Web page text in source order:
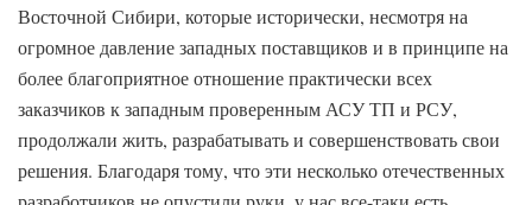
Восточной Сибири, которые исторически, несмотря на
огромное давление западных поставщиков и в принципе на
более благоприятное отношение практически всех
заказчиков к западным проверенным АСУ ТП и РСУ,
продолжали жить, разрабатывать и совершенствовать свои
решения. Благодаря тому, что эти несколько отечественных